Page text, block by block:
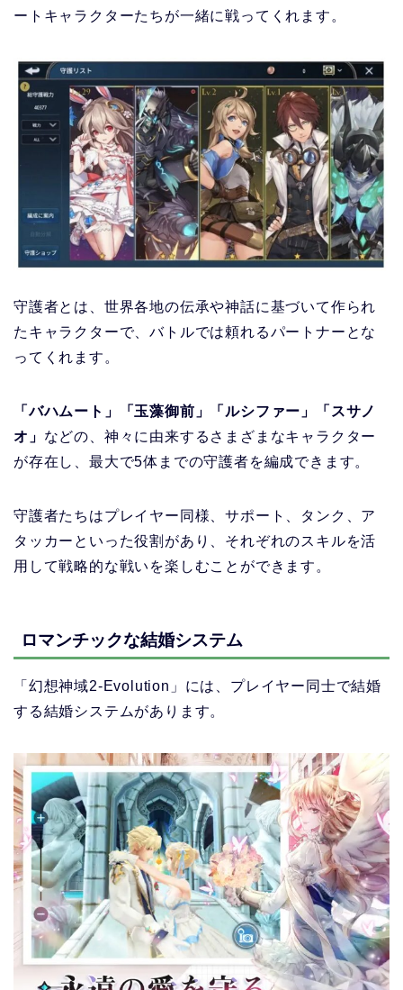
ートキャラクターたちが一緒に戦ってくれます。
守護者とは、 世界各地の伝承や神話に基づいて作られ
たキャラクターで、バトルでは頼れるパートナーとな
ってくれます。
「バハムート」「玉藻御前」「ルシファー」「スサノ
オ」 などの、神々に由来するさまざまなキャラクター
が存在し、最大で5体までの守護者を編成できます。
守護者たちはプレイヤー同様、サポート、タンク、ア
タッカーといった役割 があり、それぞれのスキルを活
用して戦略的な戦いを楽しむことができます。
ロマンチックな結婚システム
「幻想神域2-Evolution」 には、プレイヤー同士で結婚
する結婚システムがあります。